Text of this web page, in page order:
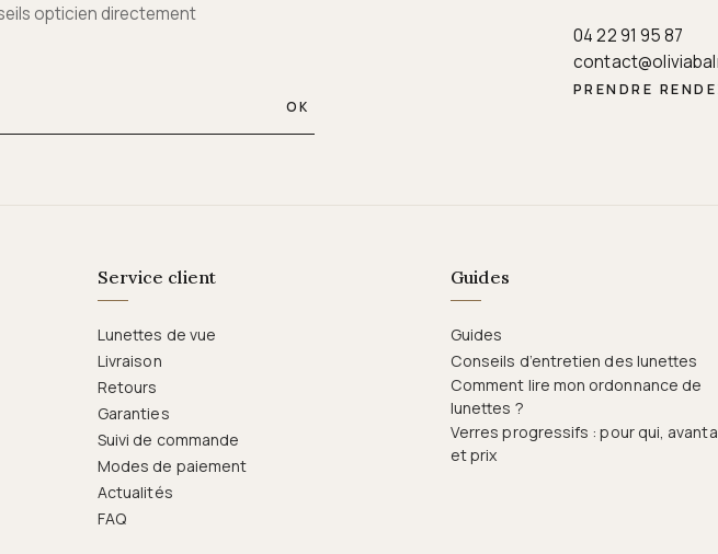
opticien directement
OK
04 22 91 95 87
PRENDRE
Service client
Lunettes de vue
Livraison
Retours
Garanties
Suivi de commande
Modes de paiement
Actualités
FAQ
Guides
Guides
Conseils d’entretien des lunettes
Comment lire mon ordonnance de
lunettes ?
Verres progressifs : pour qui,
et prix